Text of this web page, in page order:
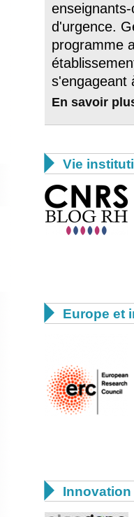
d'urgence.
programme
s'engageant
En savoir
 Vie
 Europe et
